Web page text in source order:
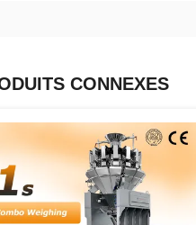
CONNEXES